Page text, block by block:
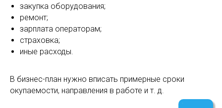
закупка оборудования;
ремонт;
зарплата операторам;
страховка;
иные расходы.
В бизнес-план нужно вписать примерные сроки
окупаемости, направления в работе и т. д.